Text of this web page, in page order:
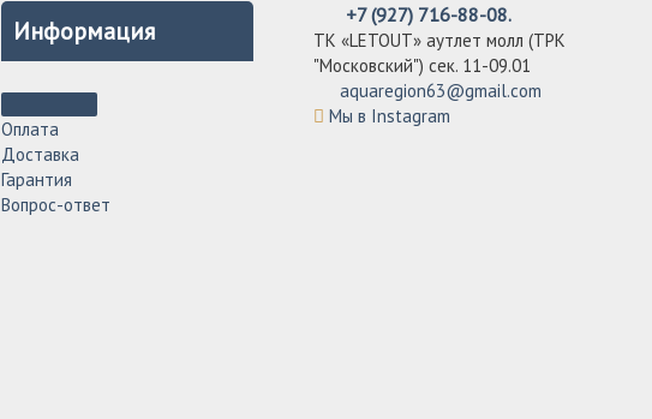
Информация
Оплата
Доставка
Гарантия
Вопрос-ответ
+7 (927) 716-88-08.
ТК «LETOUT» аутлет молл (ТРК
"Московский") сек. 11-09.01
aquaregion63@gmail.com
Мы в Instagram